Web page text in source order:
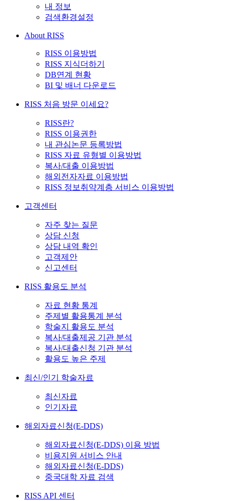
내 정보
검색환경설정
About RISS
RISS 이용방법
RISS 지식더하기
DB연계 현황
BI 및 배너 다운로드
RISS 처음 방문 이세요?
RISS란?
RISS 이용권한
내 관심논문 등록방법
RISS 자료 유형별 이용방법
복사/대출 이용방법
해외전자자료 이용방법
RISS 정보취약계층 서비스 이용방법
고객센터
자주 찾는 질문
상담 신청
상담 내역 확인
고객제안
신고센터
RISS 활용도 분석
자료 현황 통계
주제별 활용통계 분석
학술지 활용도 분석
복사/대출제공 기관 분석
복사/대출신청 기관 분석
활용도 높은 주제
최신/인기 학술자료
최신자료
인기자료
해외자료신청(E-DDS)
해외자료신청(E-DDS) 이용 방법
비용지원 서비스 안내
해외자료신청(E-DDS)
중국대학 자료 검색
RISS API 센터